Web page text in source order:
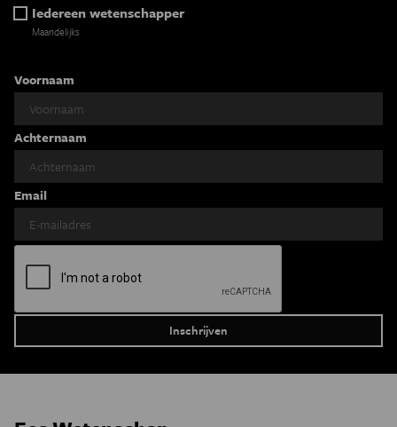
Iedereen wetenschapper
Maandelijks
Voornaam
Achternaam
Email